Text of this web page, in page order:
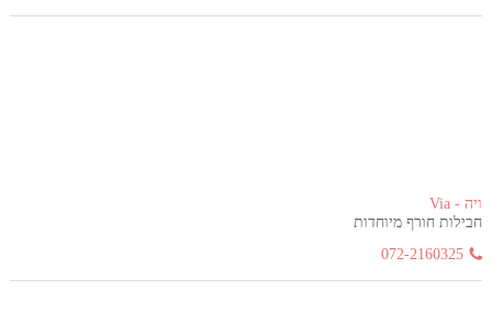
ויה - Via
חבילות חורף מיוחדות
072-2160325